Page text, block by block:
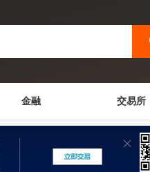
金融 交易所